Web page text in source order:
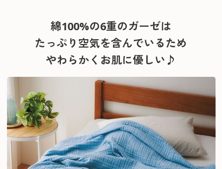
綿100%の6重のガーゼは
たっぷり空気を含んでいるため
やわらかくお肌に優しい♪